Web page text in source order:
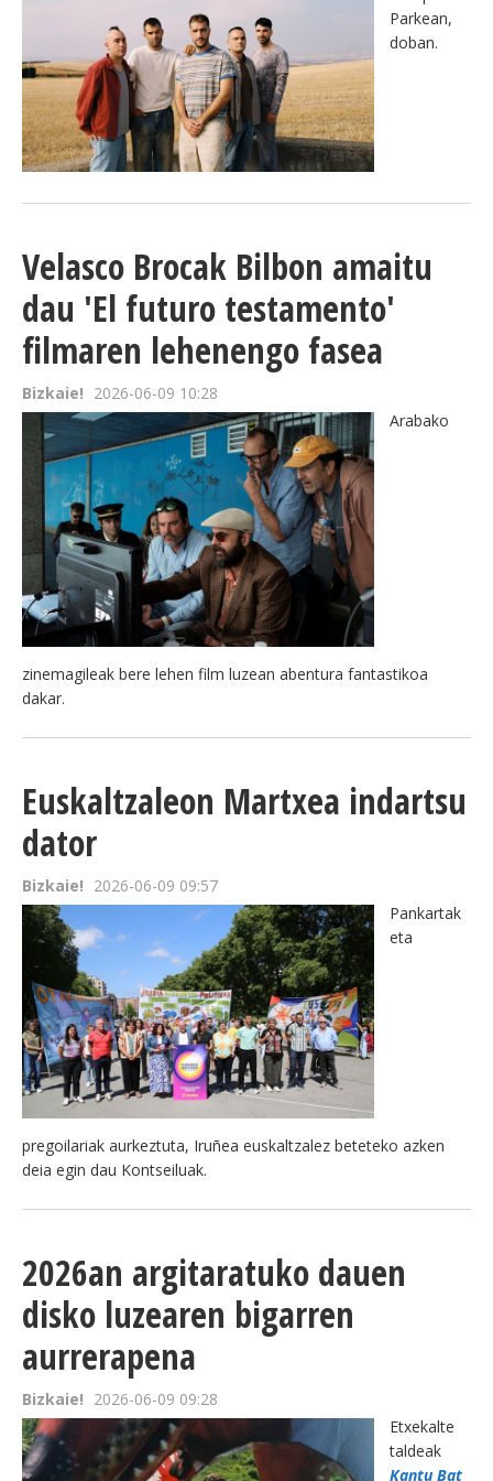
Parkean,
doban.
Velasco Brocak Bilbon amaitu
dau 'El futuro testamento'
filmaren lehenengo fasea
Bizkaie! 2026-06-09 10:28
Arabako
zinemagileak bere lehen film luzean abentura fantastikoa
dakar.
Euskaltzaleon Martxea indartsu
dator
Bizkaie! 2026-06-09 09:57
Pankartak
eta
pregoilariak aurkeztuta, Iruñea euskaltzalez beteteko azken
deia egin dau Kontseiluak.
2026an argitaratuko dauen
disko luzearen bigarren
aurrerapena
Bizkaie! 2026-06-09 09:28
Etxekalte
taldeak
Kantu Bat